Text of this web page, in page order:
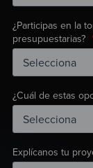
¿Participas en la
presupuestarias?
¿Cuál de estas
Explícanos tu